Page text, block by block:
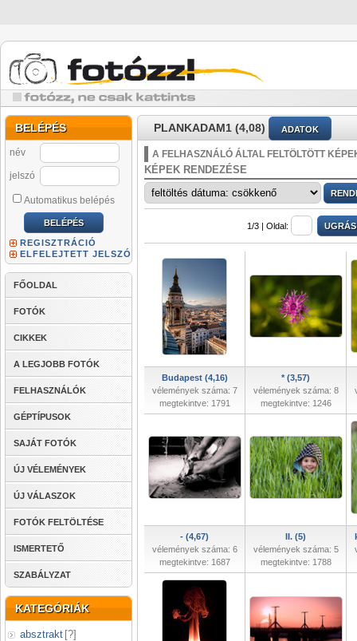
BELÉPÉS
név
jelszó
Automatikus belépés
REGISZTRÁCIÓ
ELFELEJTETT JELSZÓ
FŐOLDAL
FOTÓK
CIKKEK
A LEGJOBB FOTÓK
FELHASZNÁLÓK
GÉPTÍPUSOK
SAJÁT FOTÓK
ÚJ VÉLEMÉNYEK
ÚJ VÁLASZOK
FOTÓK FELTÖLTÉSE
ISMERTETŐ
SZABÁLYZAT
KATEGÓRIÁK
absztrakt [?]
PLANKADAM1 (4,08) ADATOK
A FELHASZNÁLÓ ÁLTAL FELTÖLTÖTT
KÉPEK RENDEZÉSE
1/3 | Oldal:
Budapest (4,16)
vélemények száma: 7
megtekintve: 1791
* (3,57)
vélemények száma: 8
megtekintve: 1246
- (4,67)
vélemények száma: 6
megtekintve: 1687
II. (5)
vélemények száma: 5
megtekintve: 1788